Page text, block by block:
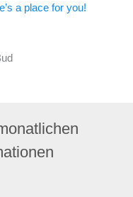
a place for you!